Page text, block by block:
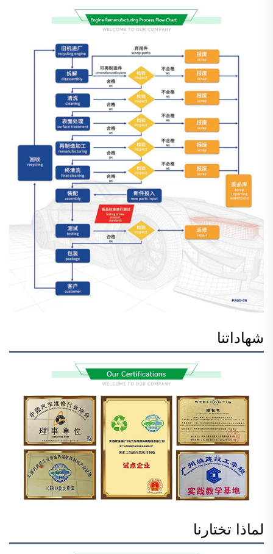
شهاداتنا
لماذا تختارنا